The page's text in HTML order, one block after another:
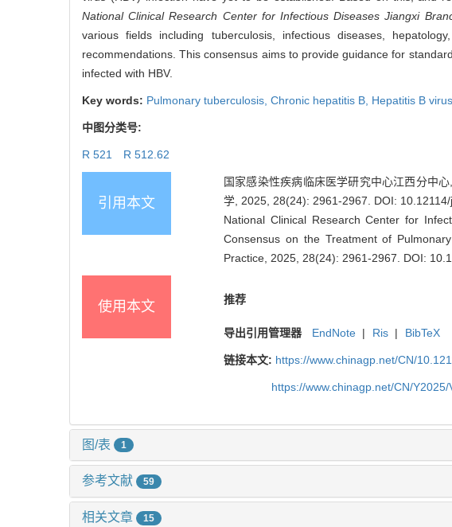
National Clinical Research Center for Infectious Diseases Jiangxi
various fields including tuberculosis, infectious diseases,
recommendations. This consensus aims to provide guidance for
infected with HBV.
Key words: Pulmonary tuberculosis, Chronic hepatitis B, Hepatitis B virus,
中图分类号:
R 521 R 512.62
引用本文
国家感染性疾病临床医学研究中心江西分中
学, 2025, 28(24): 2961-2967. DOI:
National Clinical Research Center for
Consensus on the Treatment of
Practice, 2025, 28(24): 2961-2967. DOI:
使用本文 推荐
导出引用管理器 EndNote | Ris | BibTeX
链接本文: https://www.chinagp.net/CN/
https://www.chinagp.net/CN/Y2025/
图/表 1
参考文献 59
相关文章 15